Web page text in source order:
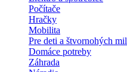
Počítače
Hračky
Mobilita
Pre deti a štvornohých
Domáce potreby
Záhrada